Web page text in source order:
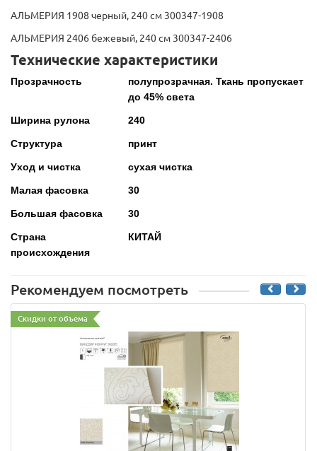
АЛЬМЕРИЯ 1908 черный, 240 см 300347-1908
АЛЬМЕРИЯ 2406 бежевый, 240 см 300347-2406
Технические характеристики
Прозрачность
полупрозрачная. Ткань пропускает
до 45% света
Ширина рулона 240
Структура принт
Уход и чистка сухая чистка
Малая фасовка 30
Большая фасовка 30
Страна
происхождения
КИТАЙ
Рекомендуем посмотреть
Скидки от объема